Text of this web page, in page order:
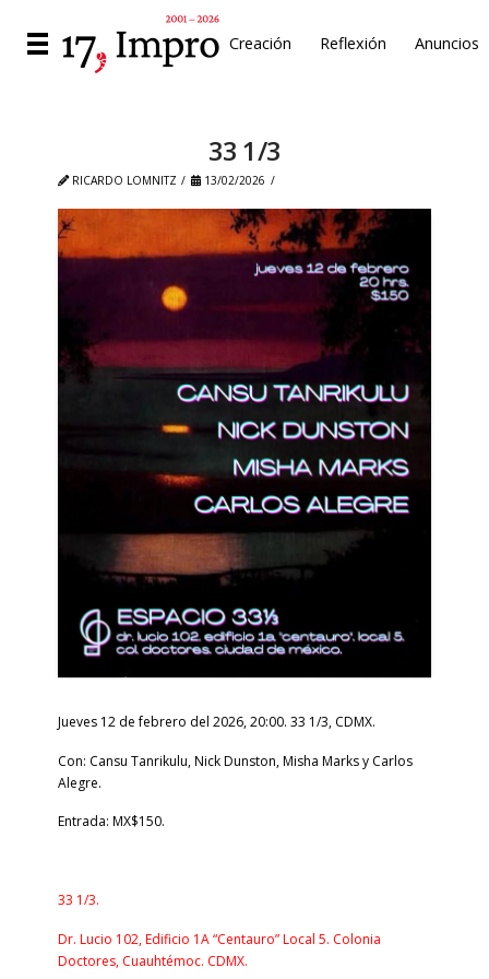
Creación Reflexión Anuncios
33 1/3
RICARDO LOMNITZ 13/02/2026
Jueves 12 de febrero del 2026, 20:00. 33 1/3, CDMX.
Con: Cansu Tanrikulu, Nick Dunston, Misha Marks y Carlos
Alegre.
Entrada: MX$150.
33 1/3.
Dr. Lucio 102, Edificio 1A “Centauro” Local 5. Colonia
Doctores, Cuauhtémoc. CDMX.